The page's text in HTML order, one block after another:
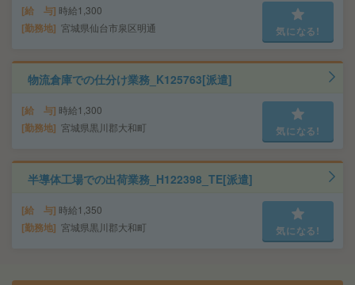
給 与 時給1,300
勤務地 宮城県仙台市泉区明通 気になる!
物流倉庫での仕分け業務_K125763[派遣]
給 与 時給1,300
勤務地 宮城県黒川郡大和町 気になる!
半導体工場での出荷業務_H122398_TE[派遣]
給 与 時給1,350
勤務地 宮城県黒川郡大和町 気になる!